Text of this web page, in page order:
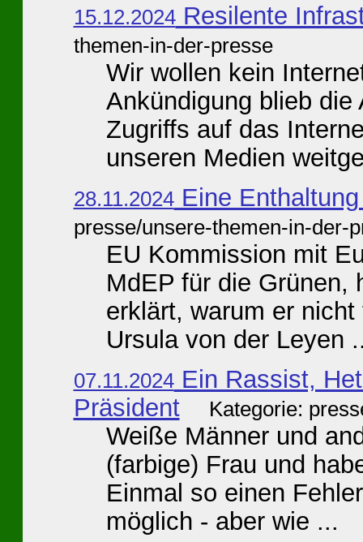
15.12.2024Resilente
themen-in-der-presse
Wir wollen kein
Ankündigung blieb
Zugriffs auf das
unseren Medien
28.11.2024Eine
presse/unsere-themen-in-der-
EU Kommission mit
MdEP für die Grünen,
erklärt, warum er
Ursula von der Leyen
07.11.2024Ein Rassist,
Präsident
Kategorie:
Weiße Männer und
(farbige) Frau und
Einmal so einen
möglich - aber wie ...